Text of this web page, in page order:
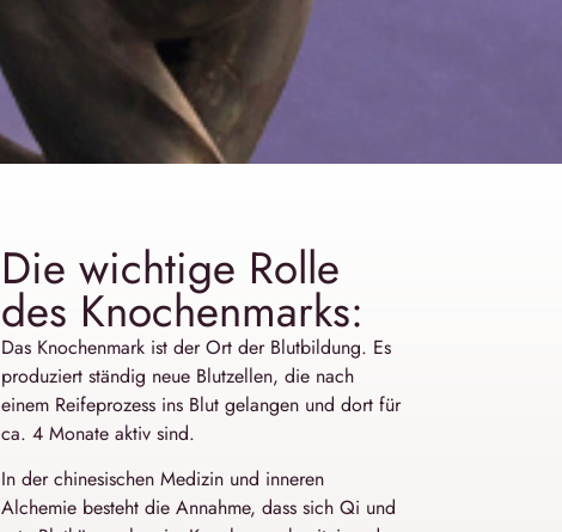
Die wichtige Rolle
des Knochenmarks:
Das Knochenmark ist der Ort der Blutbildung. Es
produziert ständig neue Blutzellen, die nach
einem Reifeprozess ins Blut gelangen und dort für
ca. 4 Monate aktiv sind.
In der chinesischen Medizin und inneren
Alchemie besteht die Annahme, dass sich Qi und